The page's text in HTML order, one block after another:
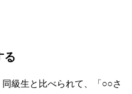
る
級生と比べられて、「○○さ